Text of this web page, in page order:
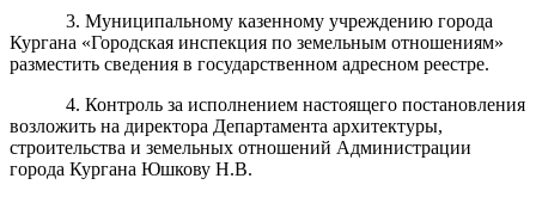
3. Муниципальному казенному учреждению города
Кургана «Городская инспекция по земельным отношениям»
разместить сведения в государственном адресном реестре.
4. Контроль за исполнением настоящего постановления
возложить на директора Департамента архитектуры,
строительства и земельных отношений Администрации
города Кургана Юшкову Н.В.